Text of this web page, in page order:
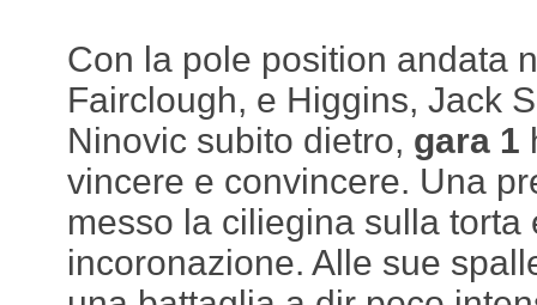
Con la pole position andata
Fairclough, e Higgins, Jack
Ninovic subito dietro, gara 1
vincere e convincere. Una
messo la ciliegina sulla torta
incoronazione. Alle sue